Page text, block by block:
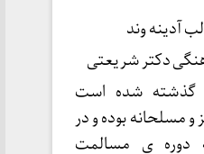
آدینه وند
گذشته شده است
و مسلحانه بوده و در
دوره ی مسالمت